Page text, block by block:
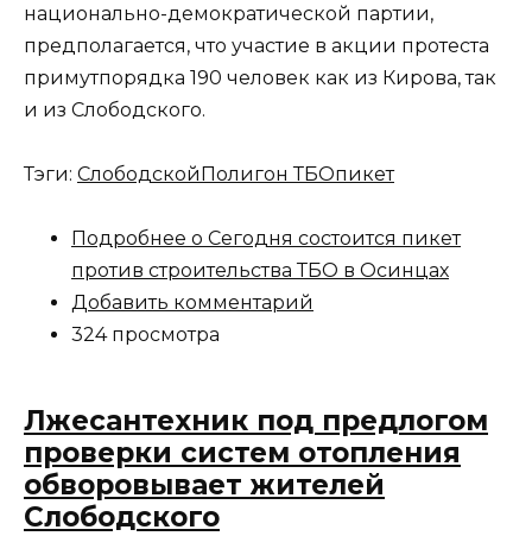
национально-демократической партии,
предполагается, что участие в акции протеста
примутпорядка 190 человек как из Кирова, так
и из Слободского.
Тэги: СлободскойПолигон ТБОпикет
Подробнее о Сегодня состоится пикет
против строительства ТБО в Осинцах
Добавить комментарий
324 просмотра
Лжесантехник под предлогом
проверки систем отопления
обворовывает жителей
Слободского